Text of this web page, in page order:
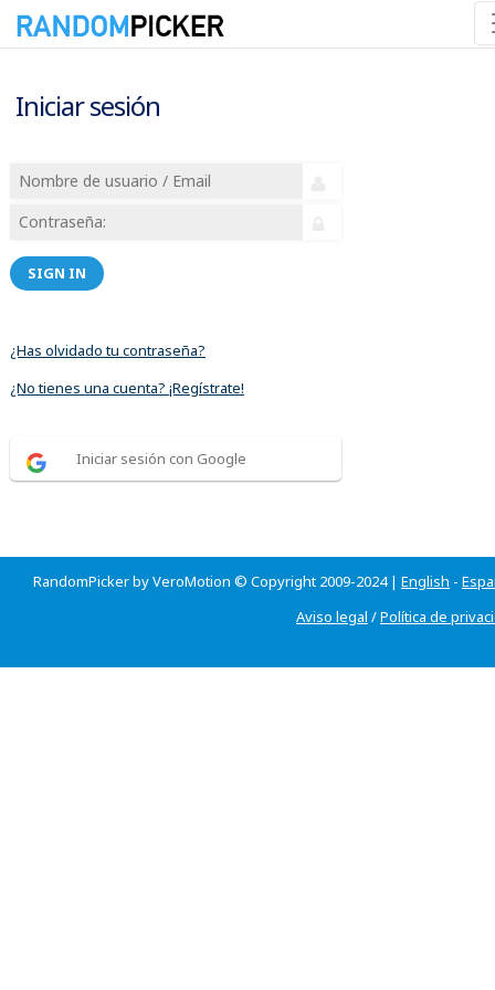
Iniciar sesión
SIGN IN
¿Has olvidado tu contraseña?
¿No tienes una cuenta? ¡Regístrate!
Iniciar sesión con Google
RandomPicker by VeroMotion © Copyright 2009-2024 | English -
Aviso legal /Política de